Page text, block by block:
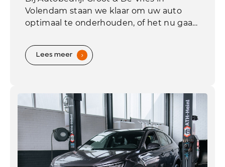
Volendam staan we klaar om uw auto
optimaal te onderhouden, of het nu gaat
snelle check-up.
Lees meer .